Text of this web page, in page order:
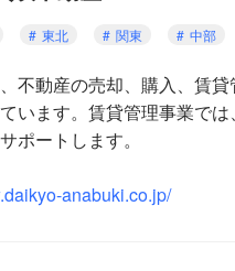
東北 関東 中部
不動産の売却、購入、賃
います。賃貸管理事業で
ポートします。
anabuki.co.jp/